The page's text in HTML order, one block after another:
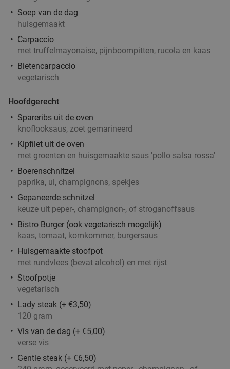
Soep van de dag
huisgemaakt
Carpaccio
met truffelmayonaise, pijnboompitten, rucola en kaas
Bietencarpaccio
vegetarisch
Hoofdgerecht
Spareribs uit de oven
knoflooksaus, zoet gemarineerd
Kipfilet uit de oven
met groenten en huisgemaakte saus 'pollo salsa rossa'
Boerenschnitzel
paprika, ui, champignons, spekjes
Gepaneerde schnitzel
keuze uit peper-, champignon-, of stroganoffsaus
Bistro Burger (ook vegetarisch mogelijk)
kaas, tomaat, komkommer, burgersaus
Huisgemaakte stoofpot
met rundvlees (bevat alcohol) en met rijst
Stoofpotje
vegetarisch
Lady steak (+ €3,50)
120 gram
Vis van de dag (+ €5,00)
verse vis
Gentle steak (+ €6,50)